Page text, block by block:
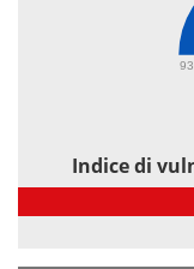
Indice di